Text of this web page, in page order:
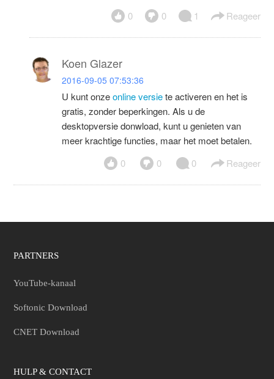
0
0 1 Reageer
Koen Glazer
2016-09-05 07:53:36
U kunt onzeonline versiete activeren en het is
gratis, zonder beperkingen. Als u de
desktopversie donwload, kunt u genieten van
meer krachtige functies, maar het moet betalen.
0
0 0 Reageer
PARTNERS
YouTube-kanaal
Softonic Download
CNET Download
HULP & CONTACT